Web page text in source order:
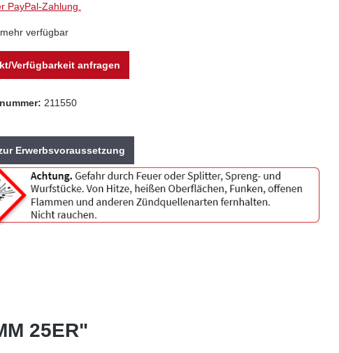
PayPal-Zahlung.
verfügbar
Verfügbarkeit anfragen
211550
Erwerbsvoraussetzung
25ER"